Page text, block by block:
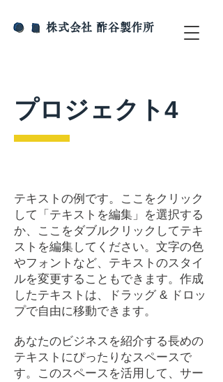
​株式会社 酢谷製作所
プロジェクト4
テキストの例です。ここをクリック
して「テキストを編集」を選択する
か、ここをダブルクリックしてテキ
ストを編集してください。文字の色
やフォントなど、テキストのスタイ
ルを変更することもできます。作成
したテキストは、ドラッグ & ドロッ
プで自由に移動できます。
あなたのビジネスを紹介する長めの
テキストにぴったりなスペースで
す。このスペースを活用して、サー